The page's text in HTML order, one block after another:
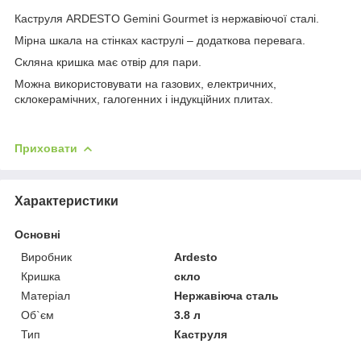
Каструля ARDESTO Gemini Gourmet із нержавіючої сталі.
Мірна шкала на стінках каструлі – додаткова перевага.
Скляна кришка має отвір для пари.
Можна використовувати на газових, електричних,
склокерамічних, галогенних і індукційних плитах.
Приховати
Характеристики
Основні
Виробник
Ardesto
Кришка
скло
Матеріал
Нержавіюча сталь
Об`єм
3.8 л
Тип
Каструля